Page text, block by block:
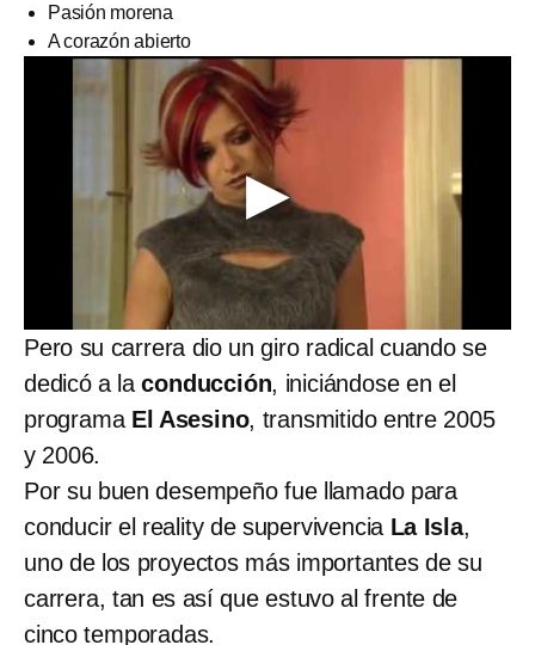
Pasión morena
A corazón abierto
Pero su carrera dio un giro radical cuando se
dedicó a laconducción, iniciándose en el
programa El Asesino, transmitido entre 2005
y 2006.
Por su buen desempeño fue llamado para
conducir el reality de supervivencia La Isla,
uno de los proyectos más importantes de su
carrera, tan es así que estuvo al frente de
cinco temporadas.